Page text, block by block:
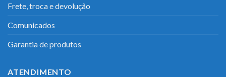
Frete, troca e devolução
Comunicados
Garantia de produtos
ATENDIMENTO